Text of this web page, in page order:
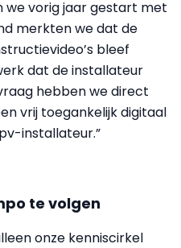
we vorig jaar gestart met
merkten we dat de
bleef
dat de installateur
hebben we direct
vrij toegankelijk digitaal
installateur.”
te volgen
onze kenniscirkel